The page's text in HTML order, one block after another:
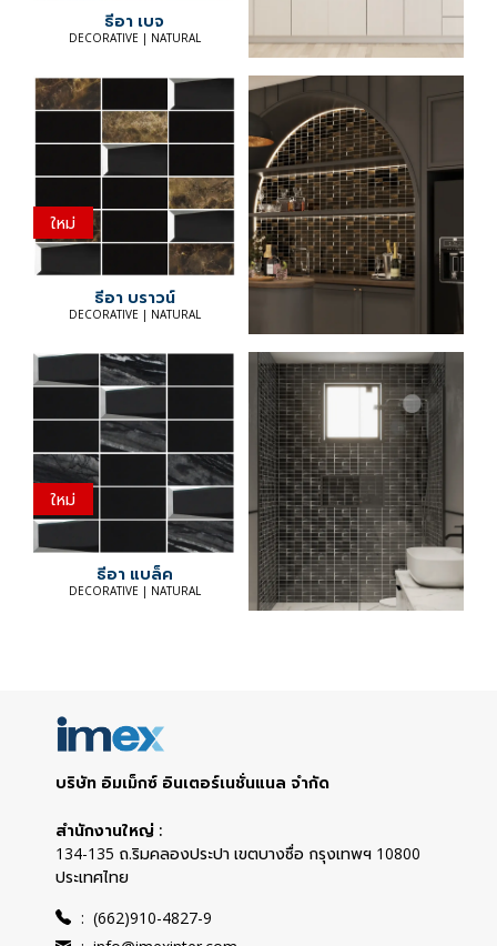
ธีอา เบจ
DECORATIVE | NATURAL
ใหม่
ธีอา บราวน์
DECORATIVE | NATURAL
ใหม่
ธีอา แบล็ค
DECORATIVE | NATURAL
บริษัท อิมเม็กซ์ อินเตอร์เนชั่นแนล จำกัด
สำนักงานใหญ่ :
134-135 ถ.ริมคลองประปา เขตบางซื่อ กรุงเทพฯ 10800
ประเทศไทย
: (662)910-4827-9